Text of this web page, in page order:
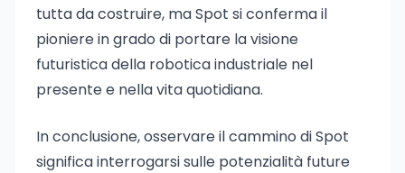
tutta da costruire, ma Spot si conferma il
pioniere in grado di portare la visione
futuristica della robotica industriale nel
presente e nella vita quotidiana.
In conclusione, osservare il cammino di Spot
significa interrogarsi sulle potenzialità future